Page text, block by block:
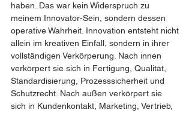
haben. Das war kein Widerspruch zu
meinem Innovator-Sein, sondern dessen
operative Wahrheit. Innovation entsteht nicht
allein im kreativen Einfall, sondern in ihrer
vollständigen Verkörperung. Nach innen
verkörpert sie sich in Fertigung, Qualität,
Standardisierung, Prozesssicherheit und
Schutzrecht. Nach außen verkörpert sie
sich in Kundenkontakt, Marketing, Vertrieb,